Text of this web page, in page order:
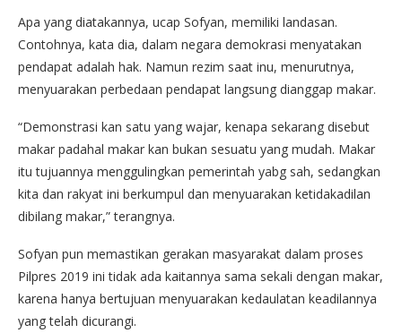
Apa yang diatakannya, ucap Sofyan, memiliki landasan.
Contohnya, kata dia, dalam negara demokrasi menyatakan
pendapat adalah hak. Namun rezim saat inu, menurutnya,
menyuarakan perbedaan pendapat langsung dianggap makar.
“Demonstrasi kan satu yang wajar, kenapa sekarang disebut
makar padahal makar kan bukan sesuatu yang mudah. Makar
itu tujuannya menggulingkan pemerintah yabg sah, sedangkan
kita dan rakyat ini berkumpul dan menyuarakan ketidakadilan
dibilang makar,” terangnya.
Sofyan pun memastikan gerakan masyarakat dalam proses
Pilpres 2019 ini tidak ada kaitannya sama sekali dengan makar,
karena hanya bertujuan menyuarakan kedaulatan keadilannya
yang telah dicurangi.